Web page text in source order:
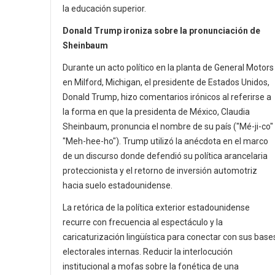
la educación superior.
Donald Trump ironiza sobre la pronunciación de
Sheinbaum
Durante un acto político en la planta de General Motors
en Milford, Michigan, el presidente de Estados Unidos,
Donald Trump, hizo comentarios irónicos al referirse a
la forma en que la presidenta de México, Claudia
Sheinbaum, pronuncia el nombre de su país ("Mé-ji-
"Meh-hee-ho"). Trump utilizó la anécdota en el marco
de un discurso donde defendió su política arancelaria
proteccionista y el retorno de inversión automotriz
hacia suelo estadounidense.
La retórica de la política exterior estadounidense
recurre con frecuencia al espectáculo y la
caricaturización lingüística para conectar con sus
electorales internas. Reducir la interlocución
institucional a mofas sobre la fonética de una